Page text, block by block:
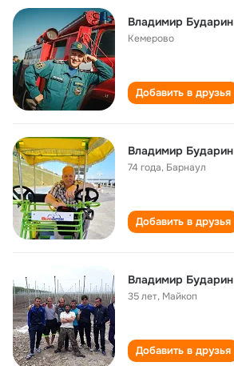
Владимир Бударин
Кемерово
Добавить в друзья
Владимир Бударин
74 года, Барнаул
Добавить в друзья
Владимир Бударин
35 лет, Майкоп
Добавить в друзья